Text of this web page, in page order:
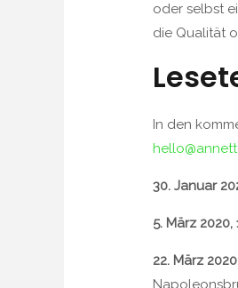
oder selbst
die Qualität
In den
30. Januar
5. März 2020,
22. März 2020